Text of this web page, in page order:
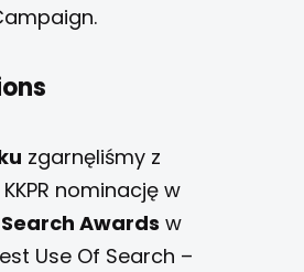
zgarnęliśmy z
nominację w
Awards w
Use Of Search –